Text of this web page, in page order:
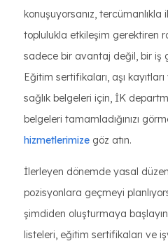
konuşuyorsanız, tercümanlıkla
toplulukla etkileşim gerektiren
sadece bir avantaj değil, bir iş
Eğitim sertifikaları, aşı
sağlık belgeleri için, İK
belgeleri tamamladığınızı
hizmetlerimize göz atın.
İlerleyen dönemde yasal
pozisyonlara geçmeyi
şimdiden oluşturmaya
listeleri, eğitim sertifikaları ve